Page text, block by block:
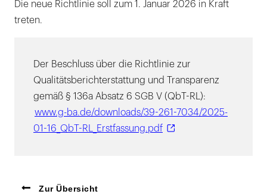
Die neue Richtlinie soll zum 1. Januar 2026 in Kraft
treten.
Der Beschluss über die Richtlinie zur
Qualitätsberichterstattung und Transparenz
gemäß § 136a Absatz 6 SGB V (QbT-RL):
www.g-ba.de/downloads/39-261-7034/2025-
01-16_QbT-RL_Erstfassung.pdf
Zur Übersicht